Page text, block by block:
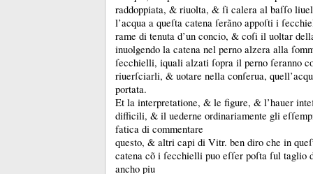
raddoppiata, & riuolta, & ſi calera al baſſo
l’acqua a queſta catena ſerãno appoſti i
rame di tenuta d’un concio, & coſi il uoltar
inuolgendo la catena nel perno alzera alla
ſecchielli, iquali alzati ſopra il perno ſeranno
riuerſciarli, & uotare nella conſerua,
portata.
Et la interpretatione, & le figure, & l’hauer
difficili, & il uederne ordinariamente gli
fatica di commentare
questo, & altri capi di Vitr. ben diro che in
catena cõ i ſecchielli puo eſſer poſta ſul taglio
ancho piu